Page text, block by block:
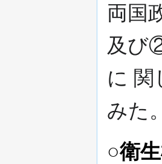
両国
及び
に 関
みた。
○衛